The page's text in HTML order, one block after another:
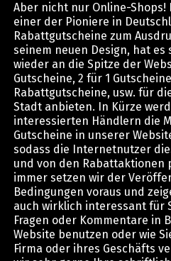
Aber nicht nur Online-Shops!
einer der Pioniere in
Rabattgutscheine zum
seinem neuen Design, hat es
wieder an die Spitze der
Gutscheine, 2 für 1
Rabattgutscheine, usw. für
Stadt anbieten. In Kürze
interessierten Händlern die
Gutscheine in unserer
sodass die Internetnutzer
und von den Rabattaktionen
immer setzen wir der
Bedingungen voraus und
auch wirklich interessant für
Fragen oder Kommentare in
Website benutzen oder wie
Firma oder ihres Geschäfts